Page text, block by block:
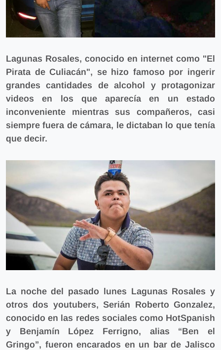
Lagunas Rosales, conocido en internet como "El
Pirata de Culiacán", se hizo famoso por ingerir
grandes cantidades de alcohol y protagonizar
videos en los que aparecía en un estado
inconveniente mientras sus compañeros, casi
siempre fuera de cámara, le dictaban lo que tenía
que decir.
La noche del pasado lunes Lagunas Rosales y
otros dos youtubers, Serián Roberto Gonzalez,
conocido en las redes sociales como HotSpanish
y Benjamín López Ferrigno, alias “Ben el
Gringo”, fueron encarados en un bar de Jalisco